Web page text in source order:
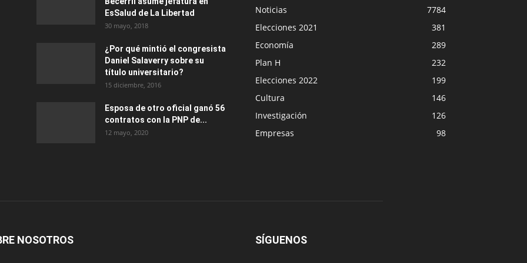
EsSalud de La Libertad
30 mayo, 2018
¿Por qué mintió el congresista
Daniel Salaverry sobre su
título universitario?
15 diciembre, 2016
Esposa de otro oficial ganó 56
contratos con la PNP de...
12 mayo, 2020
Noticias
7784
Elecciones 2021
381
Economía
289
Plan H
232
Elecciones 2022
199
Cultura
146
Investigación
126
Empresas
98
NOSOTROS SÍGUENOS